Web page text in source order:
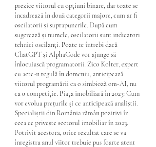
prezice viitorul cu opțiuni binare, dar toate se
încadrează în două categorii majore, cum ar fi
oscilatorii și suprapunerile. După cum
sugerează și numele, oscilatorii sunt indicatori
tehnici oscilanți. Poate te întrebi dacă
ChatGPT și AlphaCode vor ajunge să
înlocuiască programatorii. Zico Kolter, expert
cu acte-n regulă în domeniu, anticipează
viitorul programării ca o simbioză om-AI, nu
ca o competiție. Piața imobiliară în 2023: Cum
vor evolua prețurile și ce anticipează analiștii.
Specialiștii din România rămân pozitivi în
ceea ce privește sectorul imobiliar în 2023.
Potrivit acestora, orice rezultat care se va
înregistra anul viitor trebuie pus foarte atent